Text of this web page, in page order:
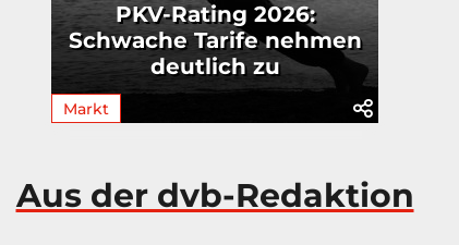
PKV-Rating 2026:
Schwache Tarife nehmen
deutlich zu
Markt
Aus der dvb-Redaktion